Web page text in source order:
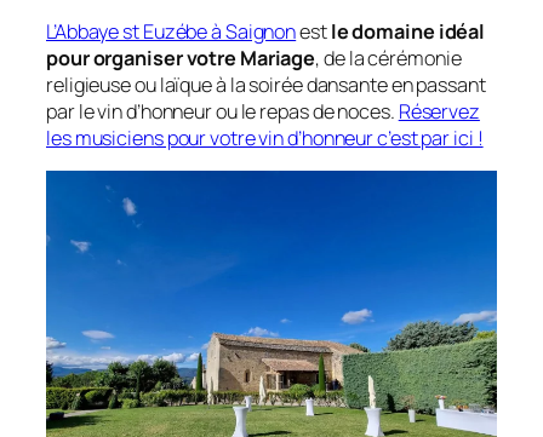
L’Abbaye st Euzébe à Saignonestle domaine idéal
pour organiser votre Mariage, de la cérémonie
religieuse ou laïque à la soirée dansante en passant
par le vin d’honneur ou le repas de noces. Réservez
les musiciens pour votre vin d’honneur c’est par ici !